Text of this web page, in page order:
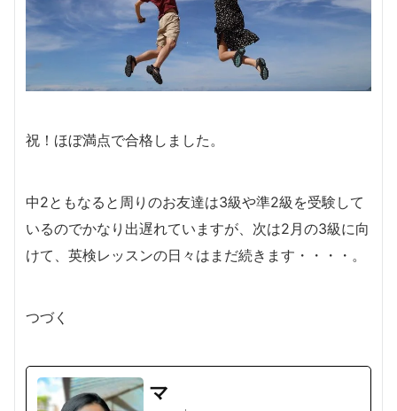
祝！ほぼ満点で合格しました。
中2ともなると周りのお友達は3級や準2級を受験して
いるのでかなり出遅れていますが、次は2月の3級に向
けて、英検レッスンの日々はまだ続きます・・・・。
つづく
マ